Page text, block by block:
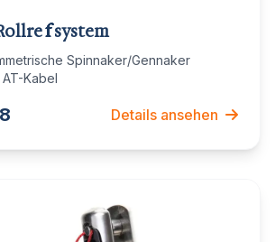
Spinnaker/Gennaker
Kabel
Details ansehen